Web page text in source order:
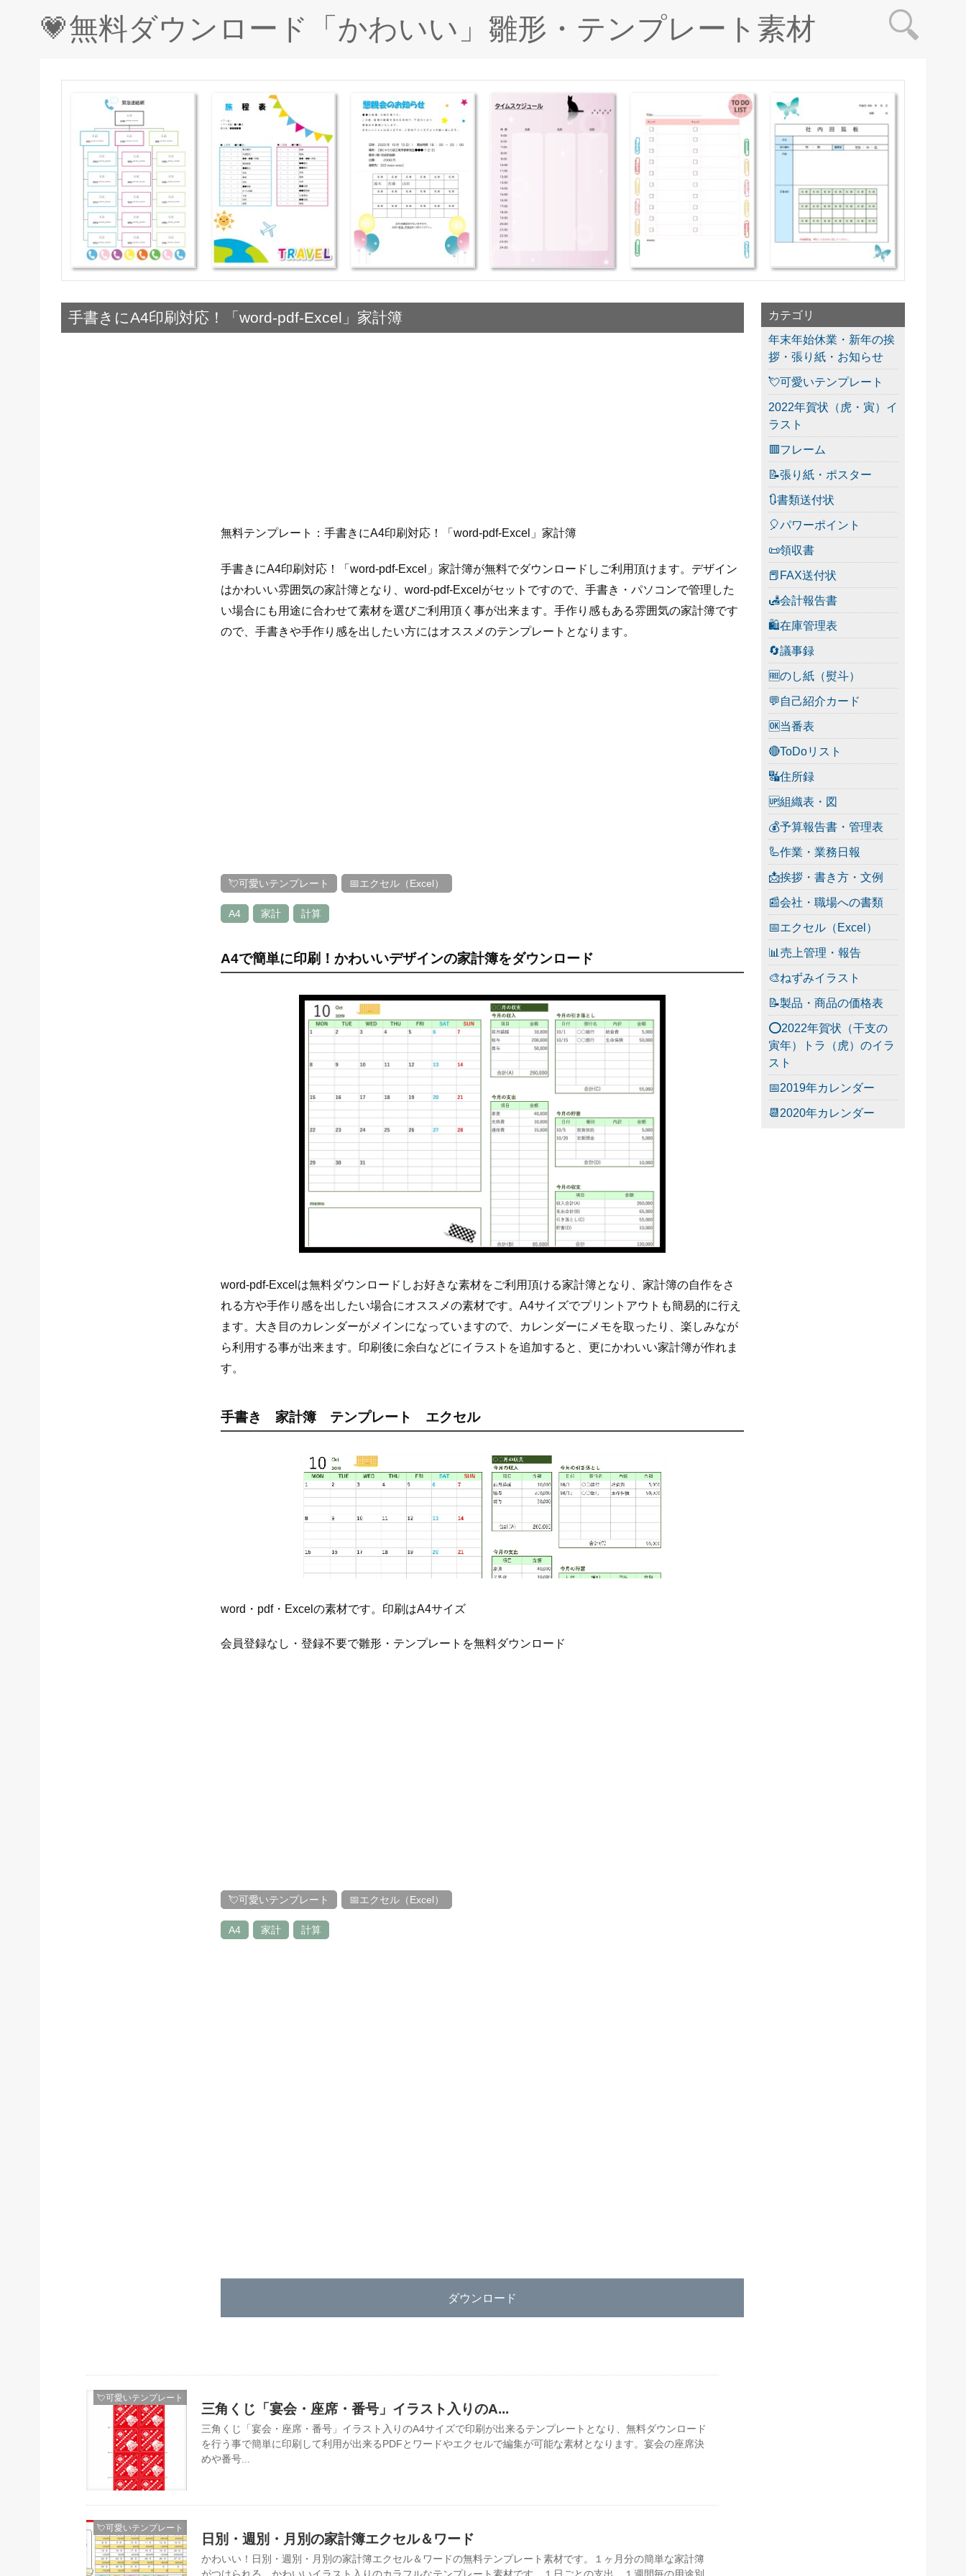
💗無料ダウンロード「かわいい」雛形・テンプレート素材
手書きにA4印刷対応！「word-pdf-Excel」家計簿
無料テンプレート：手書きにA4印刷対応！「word-pdf-Excel」家計簿
手書きにA4印刷対応！「word-pdf-Excel」家計簿が無料でダウンロードしご利用頂けます。デザイン
はかわいい雰囲気の家計簿となり、word-pdf-Excelがセットですので、手書き・パソコンで管理した
い場合にも用途に合わせて素材を選びご利用頂く事が出来ます。手作り感もある雰囲気の家計簿です
ので、手書きや手作り感を出したい方にはオススメのテンプレートとなります。
💘可愛いテンプレート 📅エクセル（Excel）
A4 家計 計算
A4で簡単に印刷！かわいいデザインの家計簿をダウンロード
word-pdf-Excelは無料ダウンロードしお好きな素材をご利用頂ける家計簿となり、家計簿の自作をさ
れる方や手作り感を出したい場合にオススメの素材です。A4サイズでプリントアウトも簡易的に行え
ます。大き目のカレンダーがメインになっていますので、カレンダーにメモを取ったり、楽しみなが
ら利用する事が出来ます。印刷後に余白などにイラストを追加すると、更にかわいい家計簿が作れま
す。
手書き 家計簿 テンプレート エクセル
word・pdf・Excelの素材です。印刷はA4サイズ
会員登録なし・登録不要で雛形・テンプレートを無料ダウンロード
💘可愛いテンプレート 📅エクセル（Excel）
A4 家計 計算
ダウンロード
💘可愛いテンプレート
三角くじ「宴会・座席・番号」イラスト入りのA...
三角くじ「宴会・座席・番号」イラスト入りのA4サイズで印刷が出来るテンプレートとなり、無料ダウンロード
を行う事で簡単に印刷して利用が出来るPDFとワードやエクセルで編集が可能な素材となります。宴会の座席決
めや番号...
💘可愛いテンプレート
日別・週別・月別の家計簿エクセル＆ワード
かわいい！日別・週別・月別の家計簿エクセル＆ワードの無料テンプレート素材です。１ヶ月分の簡単な家計簿
カテゴリ
年末年始休業・新年の挨
拶・張り紙・お知らせ
💘可愛いテンプレート
2022年賀状（虎・寅）イ
ラスト
🟥フレーム
📝張り紙・ポスター
🔃書類送付状
🎈パワーポイント
📜領収書
📕FAX送付状
🛃会計報告書
🛍在庫管理表
🔄議事録
🆓のし紙（熨斗）
💬自己紹介カード
🆗当番表
🔴ToDoリスト
🔣住所録
🆙組織表・図
💰予算報告書・管理表
🦾作業・業務日報
📩挨拶・書き方・文例
📰会社・職場への書類
📅エクセル（Excel）
📊売上管理・報告
🎨ねずみイラスト
📝製品・商品の価格表
⭕2022年賀状（干支の
寅年）トラ（虎）のイラ
スト
📅2019年カレンダー
📆2020年カレンダー